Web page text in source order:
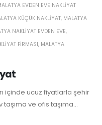
EVDEN EVE NAKLIYAT
KÜÇÜK NAKLIYAT, MALATYA
NAKLIYAT EVDEN EVE,
FIRMASI, MALATYA
içinde ucuz fiyatlarla şehir
ve ofis taşıma...